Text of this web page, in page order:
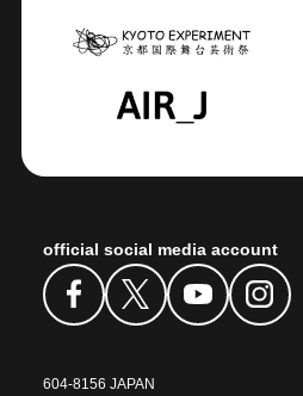
official social media account
604-8156 JAPAN